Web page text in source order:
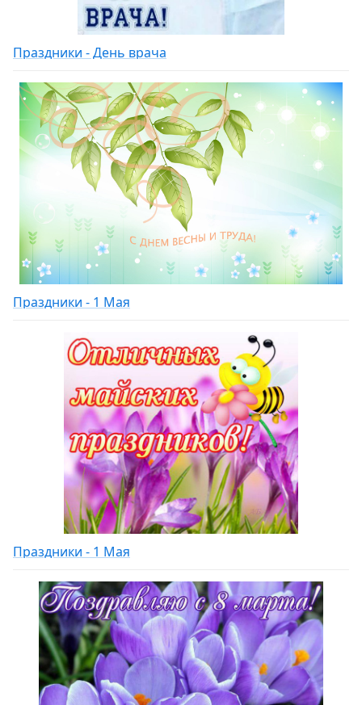
Праздники - День врача
Праздники - 1 Мая
Праздники - 1 Мая